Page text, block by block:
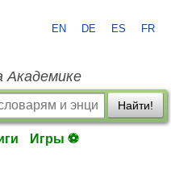
EN DE ES FR
Академике
Найти!
Игры ⚽